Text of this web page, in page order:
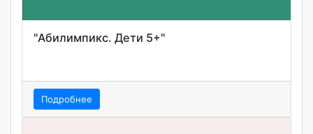
"Абилимпикс. Дети 5+"
Подробнее